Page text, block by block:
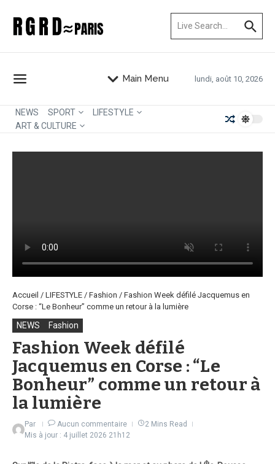
Main Menu lundi, août 10, 2026
NEWS SPORT
LIFESTYLE
ART & CULTURE
Accueil / LIFESTYLE / Fashion / Fashion Week défilé Jacquemus en
Corse : “Le Bonheur” comme un retour à la lumière
NEWS Fashion
Fashion Week défilé
Jacquemus en Corse : “Le
Bonheur” comme un retour à
la lumière
Par Aucun commentaire
2 Mins Read
Mis à jour : 4 juillet 2026 21h12